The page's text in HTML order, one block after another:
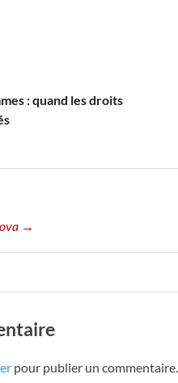
: quand les droits
→
pour publier un commentaire.